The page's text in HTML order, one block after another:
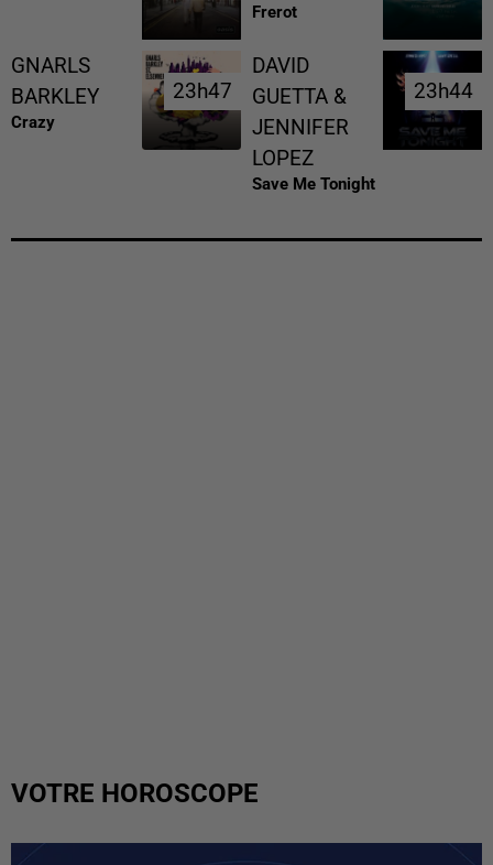
Frerot
GNARLS
BARKLEY
Crazy
23h47
23h47
DAVID
GUETTA &
JENNIFER
LOPEZ
Save Me Tonight
23h44
23h44
VOTRE HOROSCOPE